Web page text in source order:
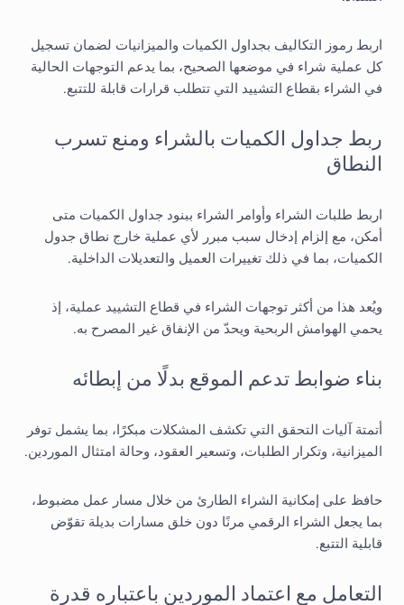
اربط رموز التكاليف بجداول الكميات والميزانيات لضمان تسجيل
كل عملية شراء في موضعها الصحيح، بما يدعم التوجهات الحالية
في الشراء بقطاع التشييد التي تتطلب قرارات قابلة للتتبع.
ربط جداول الكميات بالشراء ومنع تسرب
النطاق
اربط طلبات الشراء وأوامر الشراء ببنود جداول الكميات متى
أمكن، مع إلزام إدخال سبب مبرر لأي عملية خارج نطاق جدول
الكميات، بما في ذلك تغييرات العميل والتعديلات الداخلية.
ويُعد هذا من أكثر توجهات الشراء في قطاع التشييد عملية، إذ
يحمي الهوامش الربحية ويحدّ من الإنفاق غير المصرح به.
بناء ضوابط تدعم الموقع بدلًا من إبطائه
أتمتة آليات التحقق التي تكشف المشكلات مبكرًا، بما يشمل توفر
الميزانية، وتكرار الطلبات، وتسعير العقود، وحالة امتثال الموردين.
حافظ على إمكانية الشراء الطارئ من خلال مسار عمل مضبوط،
بما يجعل الشراء الرقمي مرنًا دون خلق مسارات بديلة تقوّض
قابلية التتبع.
التعامل مع اعتماد الموردين باعتباره قدرة